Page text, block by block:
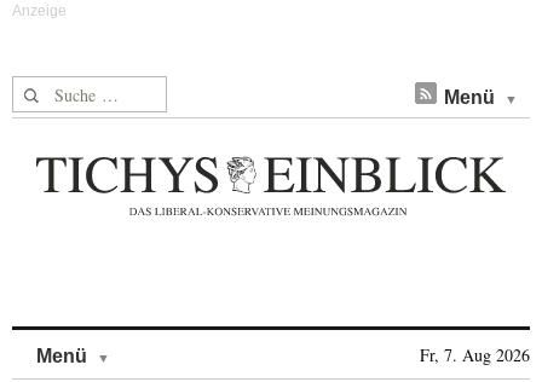
Suche nach: Menü
Menü Fr, 7. Aug 2026